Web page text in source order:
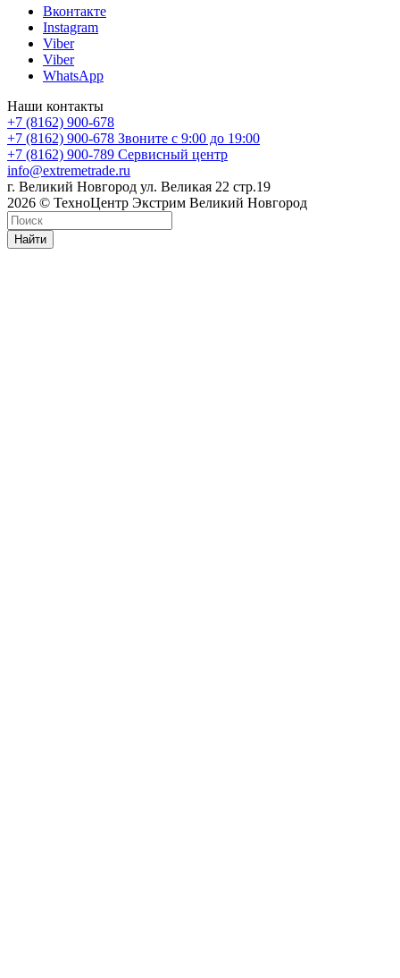
Вконтакте
Instagram
Viber
Viber
WhatsApp
Наши контакты
+7 (8162) 900-678
+7 (8162) 900-678 Звоните с 9:00 до 19:00
+7 (8162) 900-789 Сервисный центр
info@extremetrade.ru
г. Великий Новгород ул. Великая 22 стр.19
2026 © ТехноЦентр Экстрим Великий Новгород
Найти